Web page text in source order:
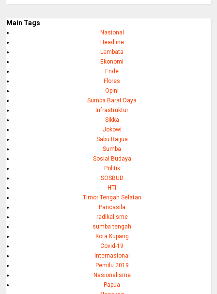
Main Tags
Nasional
Headline
Lembata
Ekonomi
Ende
Flores
Opini
Sumba Barat Daya
Infrastruktur
Sikka
Jokowi
Sabu Raijua
Sumba
Sosial Budaya
Politik
SOSBUD
HTI
Timor Tengah Selatan
Pancasila
radikalisme
sumba tengah
Kota Kupang
Covid-19
Internasional
Pemilu 2019
Nasionalisme
Papua